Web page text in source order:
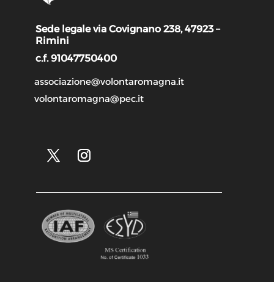
Sede legale via Covignano 238, 47923 –
Rimini
c.f. 91047750400
associazione@volontaromagna.it
volontaromagna@pec.it